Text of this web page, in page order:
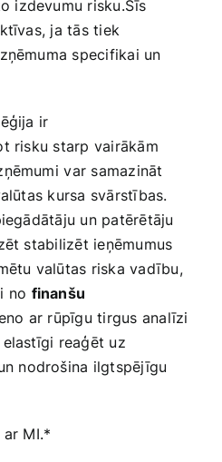
izdevumu risku.Šīs
ja tās tiek
specifikai ‍un⁤
ir
risku starp vairākām
var samazināt
kursa svārstības.
un patērētāju
stabilizēt ieņēmumus
valūtas riska vadību,
no finanšu
​ar rūpīgu tirgus analīzi
reaģēt uz
nodrošina ilgtspējīgu
MI.*